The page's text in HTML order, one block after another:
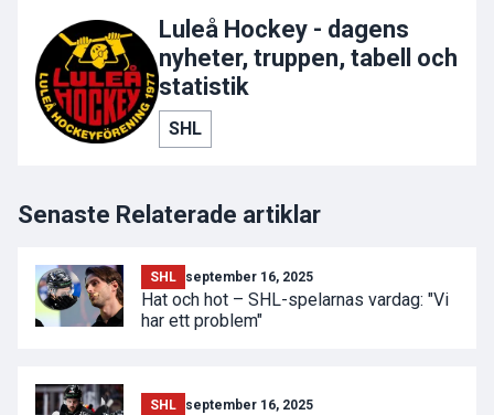
Evenemang
Övrigt
Luleå Hockey - dagens
nyheter, truppen, tabell och
statistik
SHL
Senaste Relaterade artiklar
SHL september 16, 2025
Hat och hot – SHL-spelarnas vardag: "Vi
har ett problem"
SHL september 16, 2025